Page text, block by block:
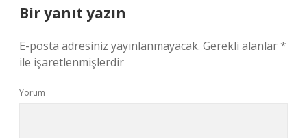
Bir yanıt yazın
E-posta adresiniz yayınlanmayacak. Gerekli alanlar*
ile işaretlenmişlerdir
Yorum